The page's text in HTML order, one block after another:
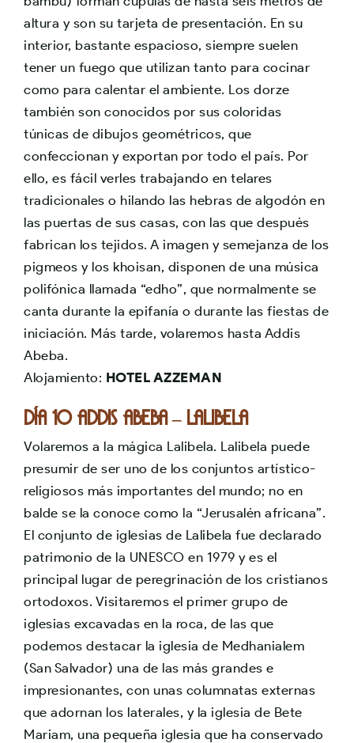
altura y son su tarjeta de presentación. En su
interior, bastante espacioso, siempre suelen
tener un fuego que utilizan tanto para cocinar
como para calentar el ambiente. Los dorze
también son conocidos por sus coloridas
túnicas de dibujos geométricos, que
confeccionan y exportan por todo el país. Por
ello, es fácil verles trabajando en telares
tradicionales o hilando las hebras de algodón en
las puertas de sus casas, con las que después
fabrican los tejidos. A imagen y semejanza de los
pigmeos y los khoisan, disponen de una música
polifónica llamada “edho”, que normalmente se
canta durante la epifanía o durante las fiestas de
iniciación. Más tarde, volaremos hasta Addis
Abeba.
Alojamiento: HOTEL AZZEMAN
Día 10 ADDIS ABEBA – LALIBELA
Volaremos a la mágica Lalibela. Lalibela puede
presumir de ser uno de los conjuntos artístico-
religiosos más importantes del mundo; no en
balde se la conoce como la “Jerusalén africana”.
El conjunto de iglesias de Lalibela fue declarado
patrimonio de la UNESCO en 1979 y es el
principal lugar de peregrinación de los cristianos
ortodoxos. Visitaremos el primer grupo de
iglesias excavadas en la roca, de las que
podemos destacar la iglesia de Medhanialem
(San Salvador) una de las más grandes e
impresionantes, con unas columnatas externas
que adornan los laterales, y la iglesia de Bete
Mariam, una pequeña iglesia que ha conservado